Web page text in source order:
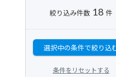
絞り込み件数 18 件
選択中の条件で絞り込
条件をリセットする